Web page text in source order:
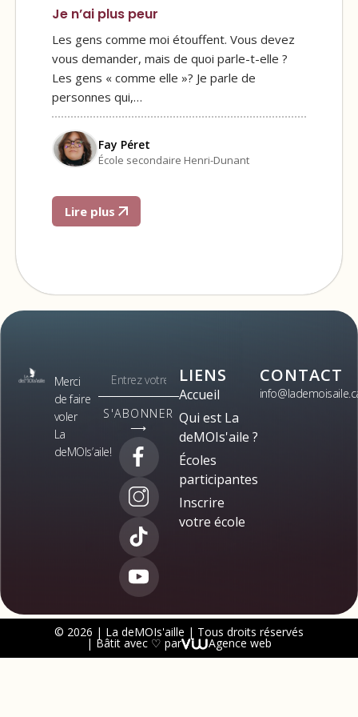
Je n’ai plus peur
Les gens comme moi étouffent. Vous devez
vous demander, mais de quoi parle-t-elle ?
Les gens « comme elle »? Je parle de
personnes qui,…
Fay Péret
École secondaire Henri-Dunant
Lire plus
Merci
de faire
voler
La
deMOIs’aile!
S'ABONNER
⟶
LIENS
Accueil
Qui est La
deMOIs'aile ?
Écoles
participantes
Inscrire
votre école
CONTACT
© 2026 | La deMOIs'aille | Tous droits réservés
| Bâtit avec ♡ par Agence web